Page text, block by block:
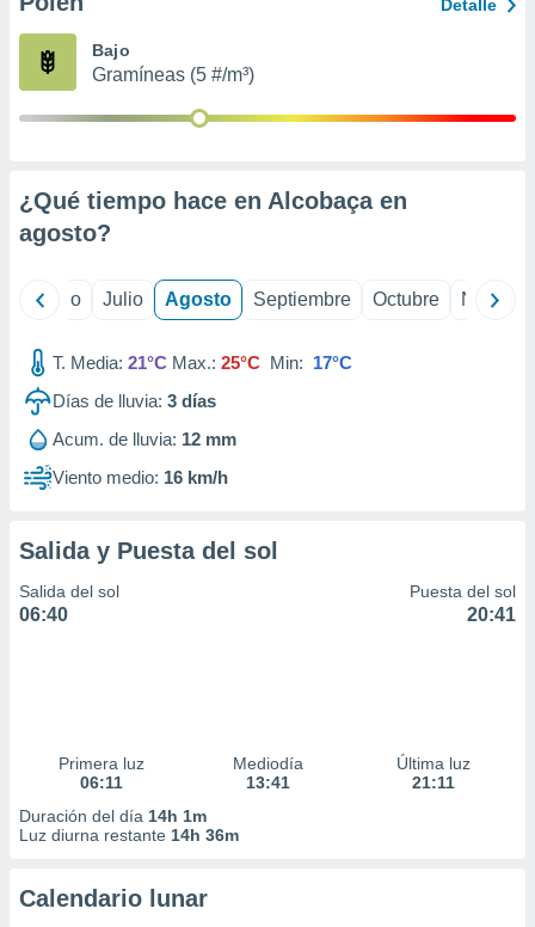
publicidad
1199
Detalle
Bajo
Gramíneas (5 #/m³)
¿Qué tiempo hace en Alcobaça en
agosto?
Junio Julio Agosto Septiembre Octubre
T. Media: 21°C Max.: 25°C Min: 17°C
Días de lluvia: 3 días
Acum. de lluvia: 12 mm
Viento medio: 16 km/h
Salida y Puesta del sol
Salida del sol
06:40
Puesta del sol
20:41
Primera luz
06:11
Mediodía
13:41
Última luz
21:11
Duración del día 14h 1m
Luz diurna restante 14h 36m
Calendario lunar